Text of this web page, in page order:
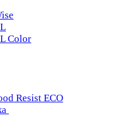
Color
Resist ECO